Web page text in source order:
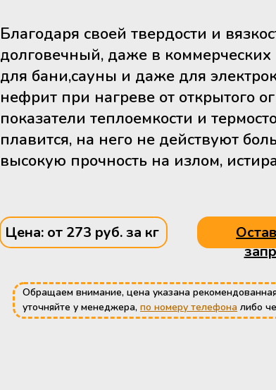
Благодаря своей твердости и
долговечный, даже в
для бани,сауны и даже для
нефрит при нагреве от открытого
показатели теплоемкости и
плавится, на него не действуют
высокую прочность на излом,
Цена: от 273 руб. за кг
Обращаем внимание, цена указана
уточняйте у менеджера, по номеру телефона либо